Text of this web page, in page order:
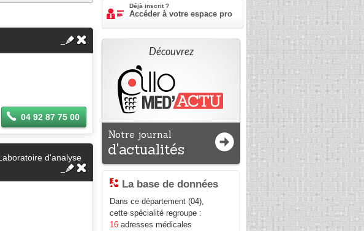
04 92 87 75 00
d'analyse
Déjà inscrit ?
Accéder à votre espace pro
Découvrez
Notre journal
d'actualités
La base de données
Dans ce département (04),
cette spécialité regroupe :
16 adresses médicales